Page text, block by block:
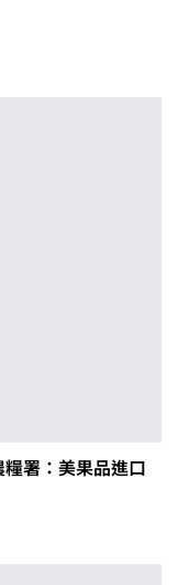
署：美果品進口